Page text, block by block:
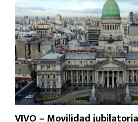
VIVO – Movilidad